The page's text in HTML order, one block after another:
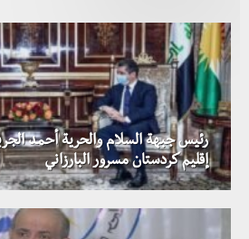
رئيس جبهة السلام والحرية أحمد
إقليم كردستان مسرور البارزاني